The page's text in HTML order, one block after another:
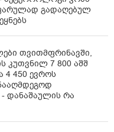
გადაღებულ
თვითმფრინავში,
კუთვნილ 7 800 აშშ
450 ევროს
დანაშაულის რა